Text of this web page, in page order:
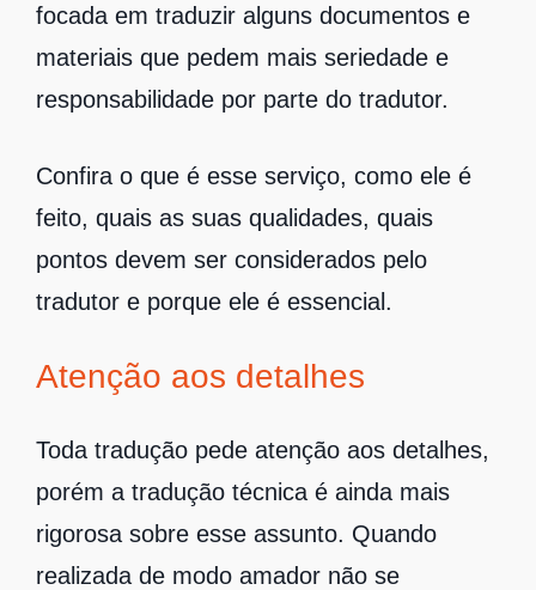
focada em traduzir alguns documentos e
materiais que pedem mais seriedade e
responsabilidade por parte do tradutor.
Confira o que é esse serviço, como ele é
feito, quais as suas qualidades, quais
pontos devem ser considerados pelo
tradutor e porque ele é essencial.
Atenção aos detalhes
Toda tradução pede atenção aos detalhes,
porém a tradução técnica é ainda mais
rigorosa sobre esse assunto. Quando
realizada de modo amador não se